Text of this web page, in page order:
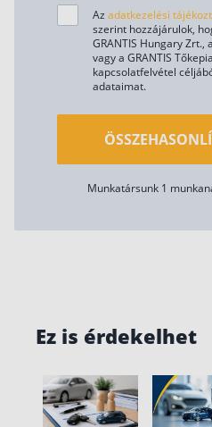
Az adatkezelési
szerint hozzájárulok,
GRANTIS Hungary Zrt.,
vagy a GRANTIS
kapcsolatfelvétel
adataimat.
Munkatársunk 1
Ez is érdekelhet